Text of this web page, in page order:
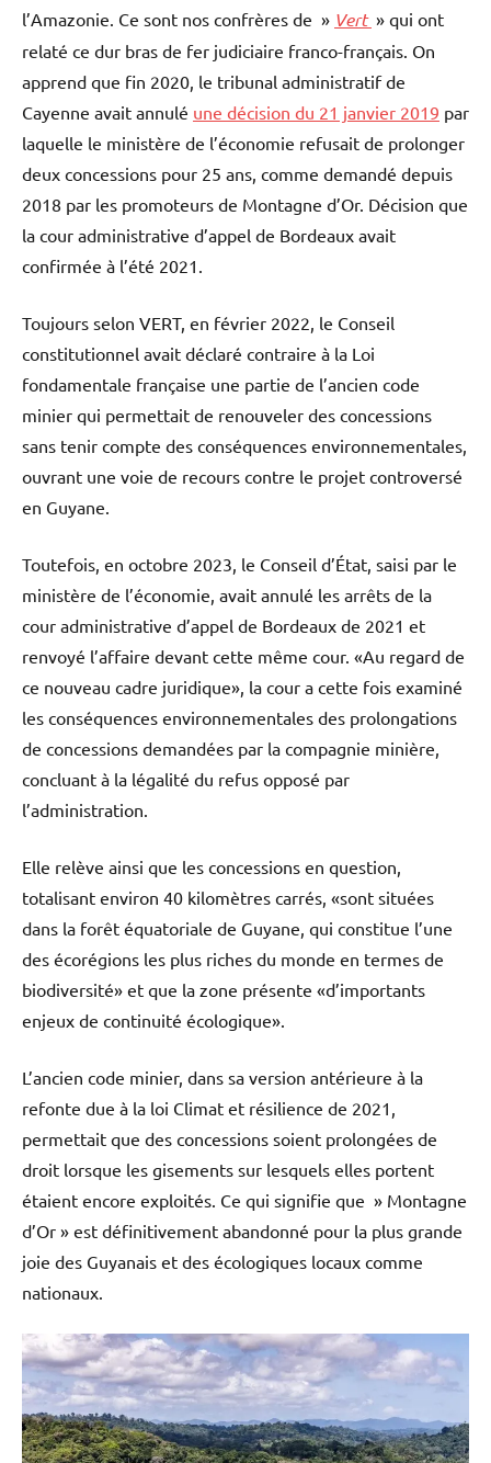
l’Amazonie. Ce sont nos confrères de » Vert » qui ont
relaté ce dur bras de fer judiciaire franco-français. On
apprend que fin 2020, le tribunal administratif de
Cayenne avait annulé une décision du 21 janvier 2019 par
laquelle le ministère de l’économie refusait de prolonger
deux concessions pour 25 ans, comme demandé depuis
2018 par les promoteurs de Montagne d’Or. Décision que
la cour administrative d’appel de Bordeaux avait
confirmée à l’été 2021.
Toujours selon VERT, en février 2022, le Conseil
constitutionnel avait déclaré contraire à la Loi
fondamentale française une partie de l’ancien code
minier qui permettait de renouveler des concessions
sans tenir compte des conséquences environnementales,
ouvrant une voie de recours contre le projet controversé
en Guyane.
Toutefois, en octobre 2023, le Conseil d’État, saisi par le
ministère de l’économie, avait annulé les arrêts de la
cour administrative d’appel de Bordeaux de 2021 et
renvoyé l’affaire devant cette même cour. «Au regard de
ce nouveau cadre juridique», la cour a cette fois examiné
les conséquences environnementales des prolongations
de concessions demandées par la compagnie minière,
concluant à la légalité du refus opposé par
l’administration.
Elle relève ainsi que les concessions en question,
totalisant environ 40 kilomètres carrés, «sont situées
dans la forêt équatoriale de Guyane, qui constitue l’une
des écorégions les plus riches du monde en termes de
biodiversité» et que la zone présente «d’importants
enjeux de continuité écologique».
L’ancien code minier, dans sa version antérieure à la
refonte due à la loi Climat et résilience de 2021,
permettait que des concessions soient prolongées de
droit lorsque les gisements sur lesquels elles portent
étaient encore exploités. Ce qui signifie que » Montagne
d’Or » est définitivement abandonné pour la plus grande
joie des Guyanais et des écologiques locaux comme
nationaux.